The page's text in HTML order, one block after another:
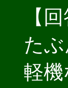
【回
たぶ
軽機